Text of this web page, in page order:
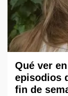
Qué ver
episodios
fin de